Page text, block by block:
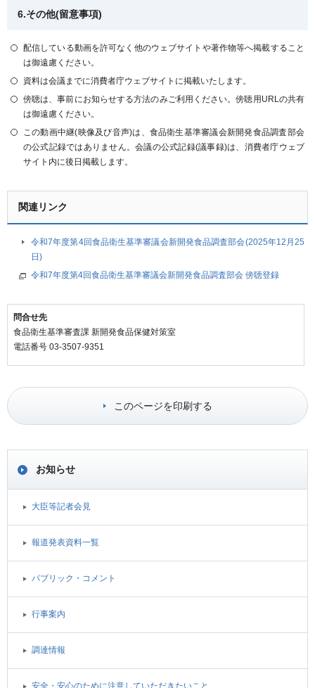
6.その他(留意事項)
配信している動画を許可なく他のウェブサイトや著作物等へ掲載すること
は御遠慮ください。
資料は会議までに消費者庁ウェブサイトに掲載いたします。
傍聴は、事前にお知らせする方法のみご利用ください。傍聴用URLの共有
は御遠慮ください。
この動画中継(映像及び音声)は、食品衛生基準審議会新開発食品調査部会
の公式記録ではありません。会議の公式記録(議事録)は、消費者庁ウェブ
サイト内に後日掲載します。
関連リンク
令和7年度第4回食品衛生基準審議会新開発食品調査部会(2025年12月25
日)
令和7年度第4回食品衛生基準審議会新開発食品調査部会 傍聴登録
問合せ先
食品衛生基準審査課 新開発食品保健対策室
電話番号 03-3507-9351
このページを印刷する
お知らせ
大臣等記者会見
報道発表資料一覧
パブリック・コメント
行事案内
調達情報
安全・安心のために注意していただきたいこと